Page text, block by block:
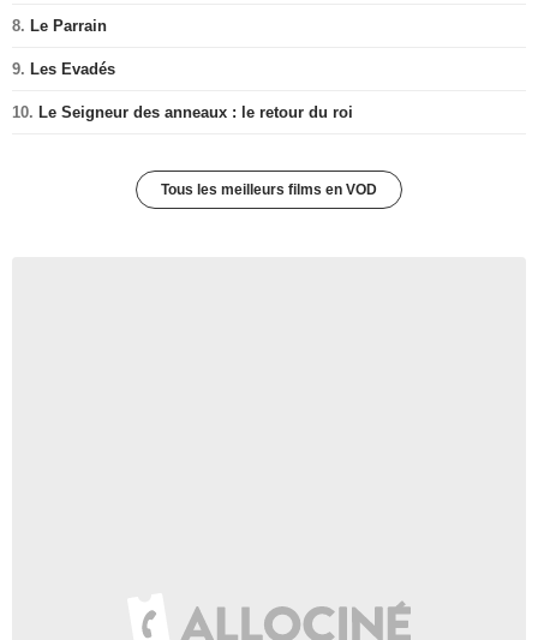
8. Le Parrain
9. Les Evadés
10. Le Seigneur des anneaux : le retour du roi
Tous les meilleurs films en VOD